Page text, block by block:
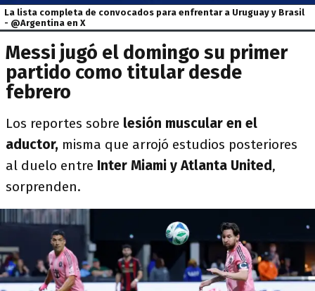
La lista completa de convocados para enfrentar a Uruguay y Brasil
- @Argentina en X
Messi jugó el domingo su primer
partido como titular desde
febrero
Los reportes sobre lesión muscular en el
aductor, misma que arrojó estudios posteriores
al duelo entre Inter Miami y Atlanta United,
sorprenden.